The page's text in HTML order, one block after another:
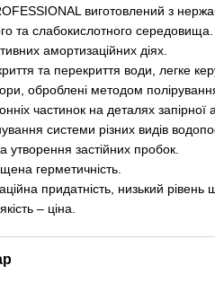
виготовлений з
та слабокислотного середовища.
амортизаційних діях.
та перекриття води, легке
оброблені методом
частинок на деталях запірної
системи різних видів
утворення застійних пробок.
герметичність.
придатність, низький рівень
– ціна.